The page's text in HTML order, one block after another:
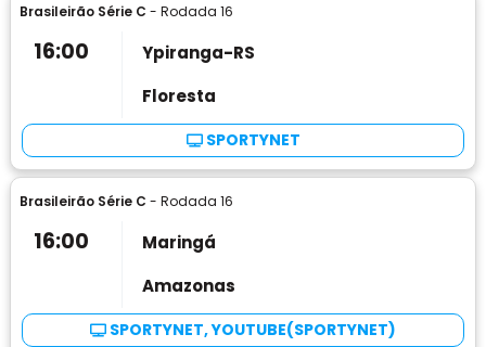
Brasileirão Série C - Rodada 16
16:00
Ypiranga-RS
Floresta
SPORTYNET
Brasileirão Série C - Rodada 16
16:00
Maringá
Amazonas
SPORTYNET, YOUTUBE(SPORTYNET)